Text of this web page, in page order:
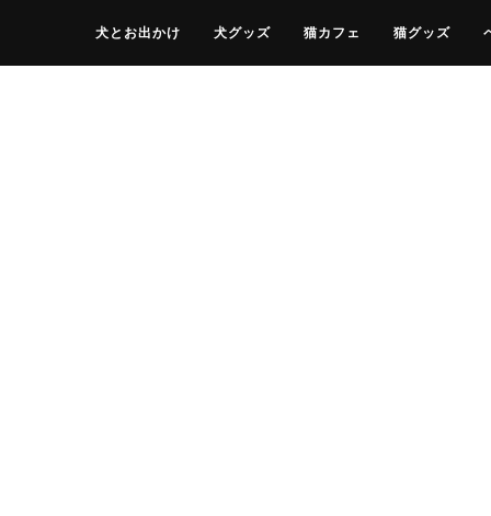
犬とお出かけ 犬グッズ 猫カフェ 猫グッズ